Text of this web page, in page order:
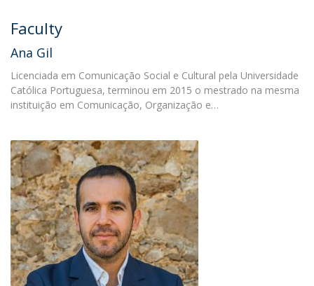
Faculty
Ana Gil
Licenciada em Comunicação Social e Cultural pela Universidade
Católica Portuguesa, terminou em 2015 o mestrado na mesma
instituição em Comunicação, Organização e…